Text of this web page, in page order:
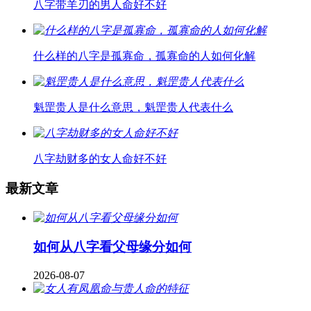
八字带羊刃的男人命好不好
什么样的八字是孤寡命，孤寡命的人如何化解
魁罡贵人是什么意思，魁罡贵人代表什么
八字劫财多的女人命好不好
最新文章
如何从八字看父母缘分如何
2026-08-07